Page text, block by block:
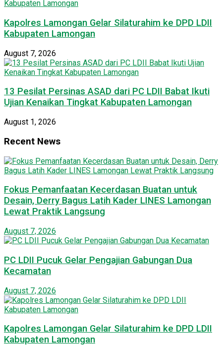
Kapolres Lamongan Gelar Silaturahim ke DPD LDII
Kabupaten Lamongan
August 7, 2026
13 Pesilat Persinas ASAD dari PC LDII Babat Ikuti
Ujian Kenaikan Tingkat Kabupaten Lamongan
August 1, 2026
Recent News
Fokus Pemanfaatan Kecerdasan Buatan untuk
Desain, Derry Bagus Latih Kader LINES Lamongan
Lewat Praktik Langsung
August 7, 2026
PC LDII Pucuk Gelar Pengajian Gabungan Dua
Kecamatan
August 7, 2026
Kapolres Lamongan Gelar Silaturahim ke DPD LDII
Kabupaten Lamongan